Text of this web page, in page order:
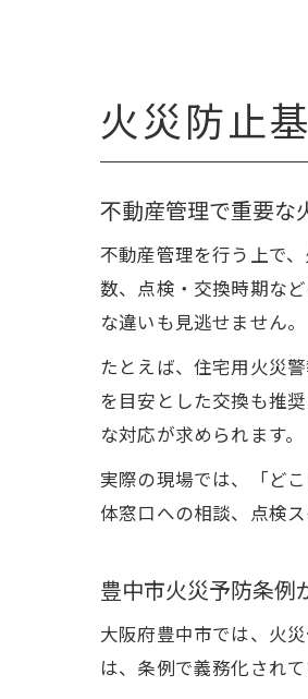
火災防止
不動産管理で重要な
不動産管理を行う上で
数、点検・交換時期な
な違いも見逃せません。
たとえば、住宅用火災
を目安とした交換も推
な対応が求められます。
実際の現場では、「ど
体窓口への相談、点検
豊中市火災予防条例
大阪府豊中市では、火
は、条例で義務化され